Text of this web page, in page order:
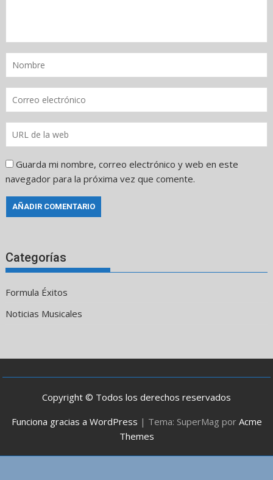
Guarda mi nombre, correo electrónico y web en este
navegador para la próxima vez que comente.
Categorías
Formula Éxitos
Noticias Musicales
Copyright © Todos los derechos reservados
Funciona gracias a WordPress | Tema: SuperMag por Acme
Themes